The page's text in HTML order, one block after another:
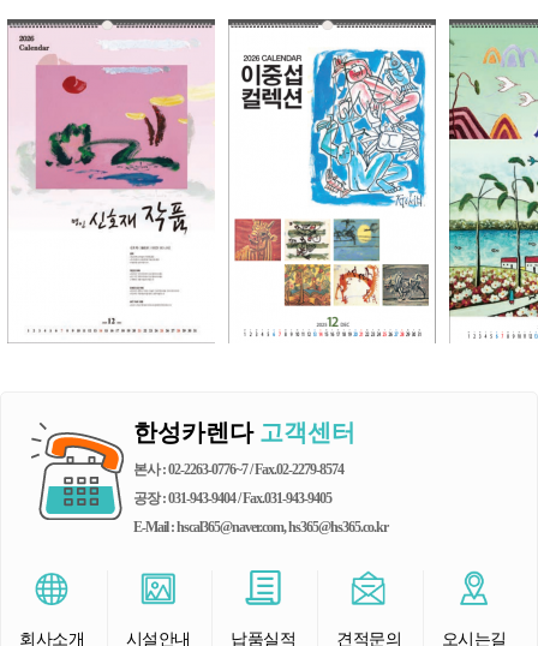
한성카렌다 고객센터
본사 : 02-2263-0776~7 / Fax.02-2279-8574
공장 : 031-943-9404 / Fax.031-943-9405
E-Mail : hscal365@naver.com, hs365@hs365.co.kr
회사소개 시설안내 납품실적 견적문의 오시는길